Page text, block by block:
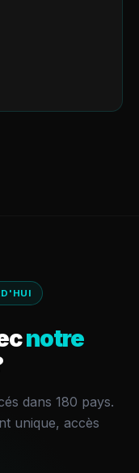
notre
dans 180 pays.
unique, accès